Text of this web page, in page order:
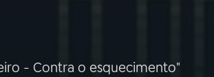
- Contra o esquecimento"